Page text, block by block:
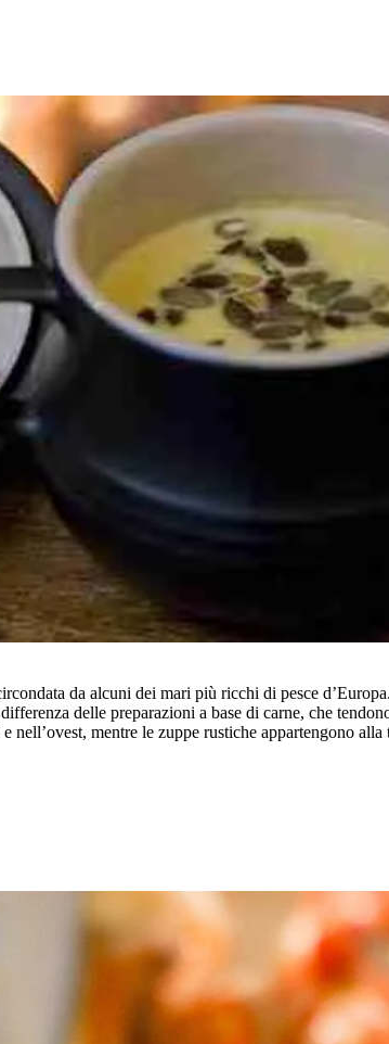
da alcuni dei mari più ricchi di pesce
delle preparazioni a base di carne, che
mentre le zuppe rustiche appartengono